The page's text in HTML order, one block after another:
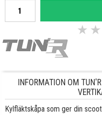
★ ★
INFORMATION OM
Kylfläktskåpa som ger din